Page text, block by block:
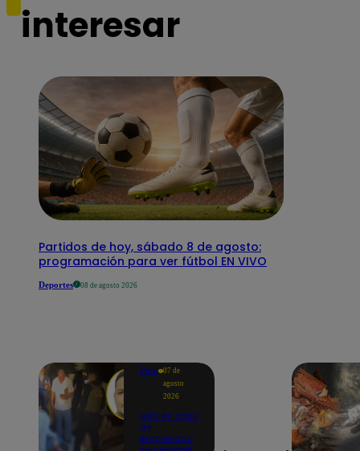
interesar
Partidos de hoy, sábado 8 de agosto:
programación para ver fútbol EN VIVO
Deportes 08 de agosto 2026
Perú 07 de
agosto
2026
Giro en caso
de
empresario